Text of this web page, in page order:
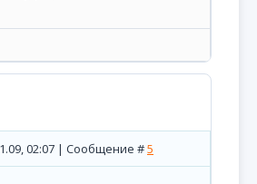
02:07 | Сообщение #5